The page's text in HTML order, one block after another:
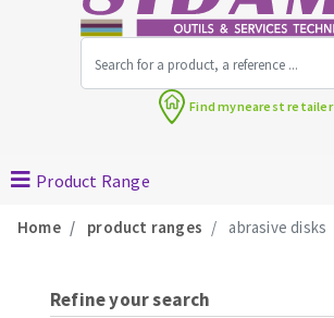
Angle grinders
Petrol saws
Find mynearest retailer
Product Range
Home product ranges abrasive disks
Refine your search